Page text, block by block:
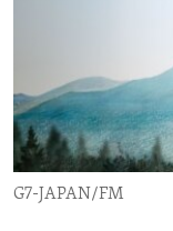
ENVIRONMENT
IDEALS AND
G7-JAPAN/FM